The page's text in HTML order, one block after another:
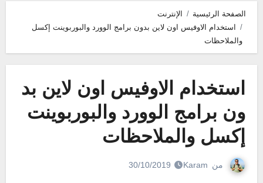
الصفحة الرئيسية
الإنترنت
استخدام الاوفيس اون لاين بدون برامج الوورد والبوربوينت إكسل
والملاحظات
استخدام الاوفيس اون لاين بد
ون برامج الوورد والبوربوينت
إكسل والملاحظات
من Karam
30/10/2019